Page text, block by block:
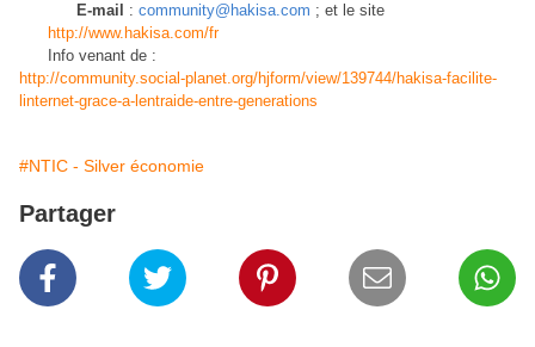
E-mail
: community@hakisa.com ; et le site
http://www.hakisa.com/fr
Info venant de :
http://community.social-planet.org/hjform/view/139744/hakisa-facilite-
linternet-grace-a-lentraide-entre-generations
#NTIC - Silver économie
Partager